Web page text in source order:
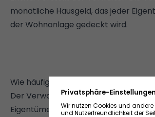
monatliche Hausgeld, das jeder
der Wohnanlage gedeckt wird.
Wie häufig findet eine
Der Verwalter ist verpflichtet,
Eigentümerversammlung